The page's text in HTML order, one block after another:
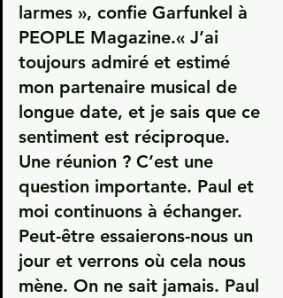
larmes », confie Garfunkel à
PEOPLE Magazine.« J’ai
toujours admiré et estimé
mon partenaire musical de
longue date, et je sais que ce
sentiment est réciproque.
Une réunion ? C’est une
question importante. Paul et
moi continuons à échanger.
Peut-être essaierons-nous un
jour et verrons où cela nous
mène. On ne sait jamais. Paul